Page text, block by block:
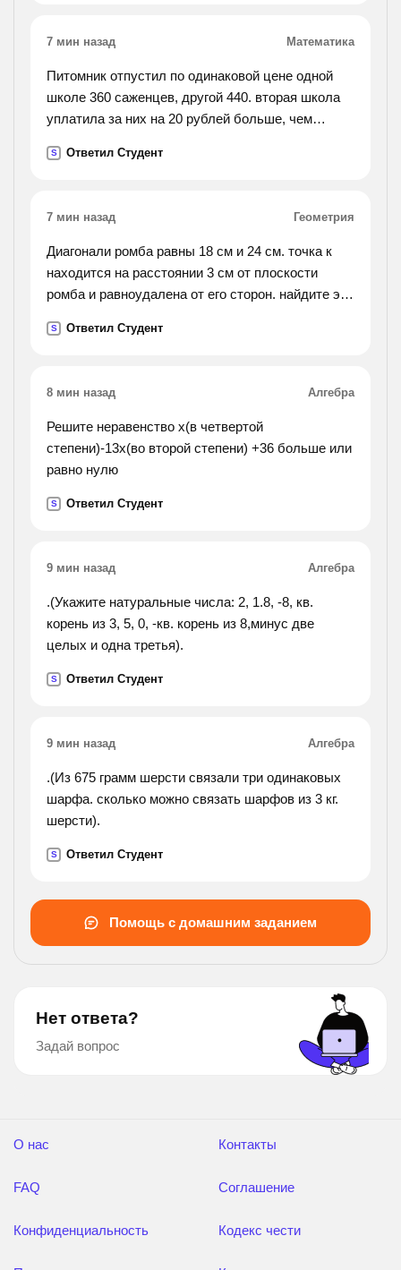
7 мин назад Математика
Питомник отпустил по одинаковой цене одной
школе 360 саженцев, другой 440. вторая школа
уплатила за них на 20 рублей больше, чем
школа?
S Ответил Студент
7 мин назад Геометрия
Диагонали ромба равны 18 см и 24 см. точка к
находится на расстоянии 3 см от плоскости
ромба и равноудалена от его сторон. найдите это
S Ответил Студент
8 мин назад Алгебра
Решите неравенство х(в четвертой
степени)-13х(во второй степени) +36 больше или
равно нулю
S Ответил Студент
9 мин назад Алгебра
.(Укажите натуральные числа: 2, 1.8, -8, кв.
корень из 3, 5, 0, -кв. корень из 8,минус две
целых и одна третья).
S Ответил Студент
9 мин назад Алгебра
.(Из 675 грамм шерсти связали три одинаковых
шарфа. сколько можно связать шарфов из 3 кг.
шерсти).
S Ответил Студент
Помощь с домашним заданием
Нет ответа?
Задай вопрос
О нас
FAQ
Конфиденциальность
Контакты
Соглашение
Кодекс чести